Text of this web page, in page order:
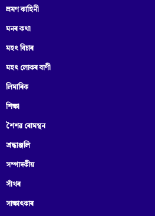
ভ্ৰমণ কাহিনী
মনৰ কথা
মহৎ বিচাৰ
মহৎ লোকৰ বাণী
লিমাৰিক
শিক্ষা
শৈশৱ ৰোমন্থন
শ্ৰদ্ধাঞ্জলি
সম্পাদকীয়
সাঁথৰ
সাক্ষাৎকাৰ